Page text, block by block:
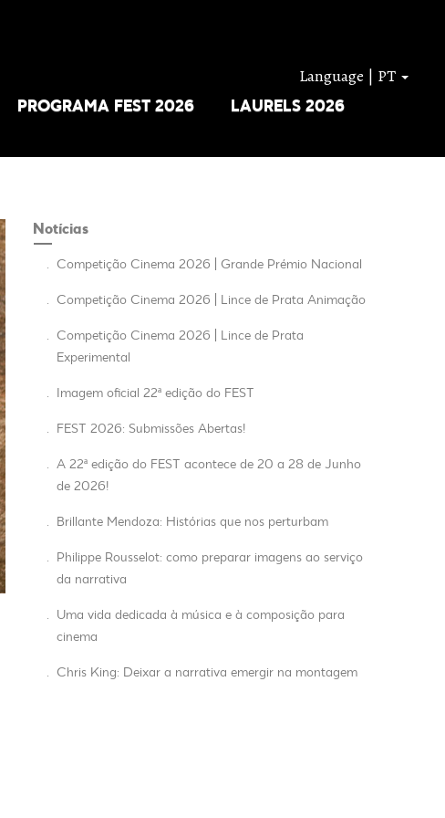
PROGRAMA FEST 2026
LAURELS 2026
Language | PT
Notícias
. Competição Cinema 2026 | Grande Prémio Nacional
. Competição Cinema 2026 | Lince de Prata Animação
.
Competição Cinema 2026 | Lince de Prata
Experimental
. Imagem oficial 22ª edição do FEST
. FEST 2026: Submissões Abertas!
. A 22ª edição do FEST acontece de 20 a 28 de Junho
de 2026!
. Brillante Mendoza: Histórias que nos perturbam
.
Philippe Rousselot: como preparar imagens ao serviço
da narrativa
.
Uma vida dedicada à música e à composição para
cinema
. Chris King: Deixar a narrativa emergir na montagem